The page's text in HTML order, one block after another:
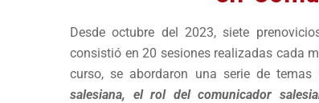
Desde octubre del 2023, siete
consistió en 20 sesiones realizadas cada
curso, se abordaron una serie de temas
salesiana, el rol del comunicador